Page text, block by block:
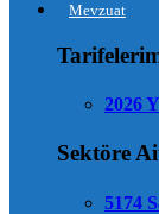
Mevzuat
2026
Sektöre
5174